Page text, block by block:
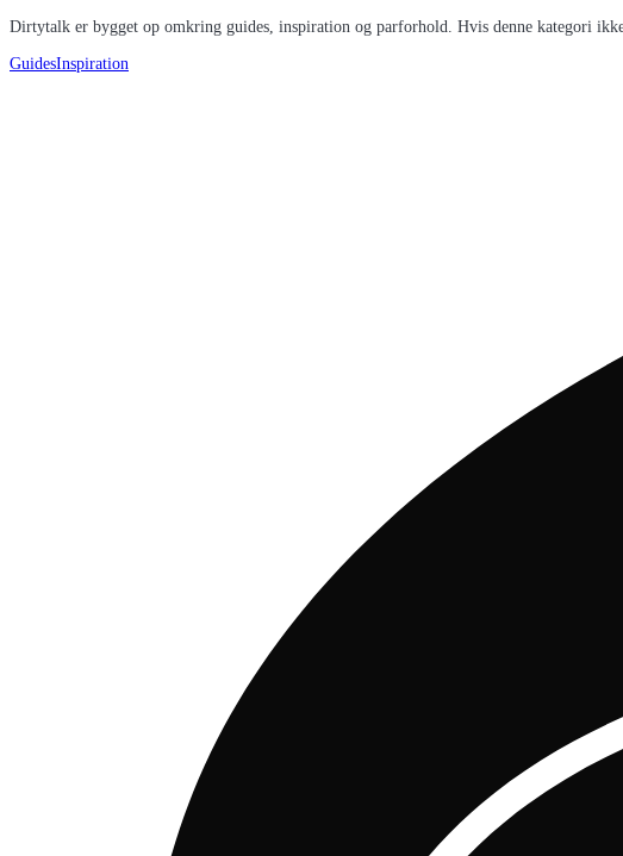
Dirtytalk er bygget op omkring guides, inspiration og parforhold. Hvis denne kategori
GuidesInspiration